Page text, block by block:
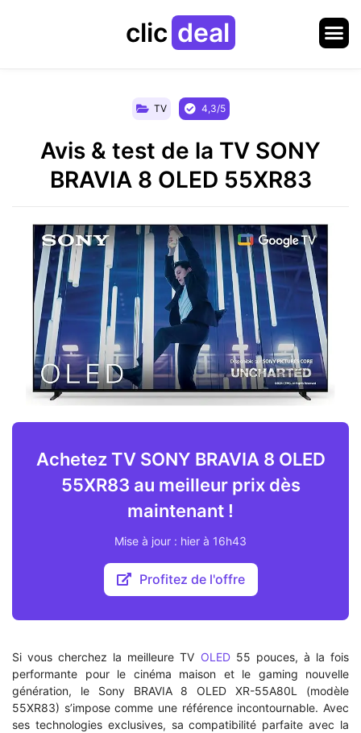
clic deal
TV 4,3/5
Avis & test de la TV SONY
BRAVIA 8 OLED 55XR83
Achetez TV SONY BRAVIA 8 OLED
55XR83 au meilleur prix dès
maintenant !
Mise à jour : hier à 16h43
Profitez de l'offre
Si vous cherchez la meilleure TV OLED55 pouces, à la fois
performante pour le cinéma maison et le gaming nouvelle
génération, le Sony BRAVIA 8 OLED XR-55A80L (modèle
55XR83) s’impose comme une référence incontournable. Avec
ses technologies exclusives, sa compatibilité parfaite avec la